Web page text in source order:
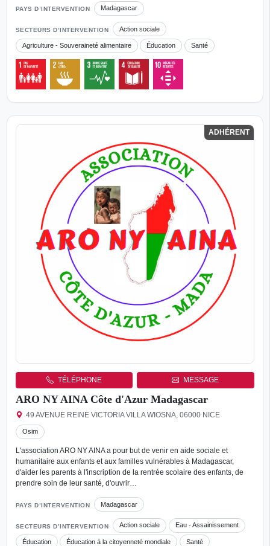
PAYS D’INTERVENTION Madagascar
SECTEURS D’INTERVENTION Action sociale
Agriculture - Souveraineté alimentaire Éducation Santé
ADHÉRENT
TÉLÉPHONE MESSAGE
ARO NY AINA Côte d'Azur Madagascar
49 AVENUE REINE VICTORIA VILLA WIOSNA, 06000 NICE
Osim
L'association ARO NY AINA a pour but de venir en aide sociale et
humanitaire aux enfants et aux familles vulnérables à Madagascar,
d'aider les parents à l'inscription de la rentrée scolaire des enfants, de
prendre soin de leur santé, d'ouvrir…
PAYS D’INTERVENTION Madagascar
SECTEURS D’INTERVENTION Action sociale Eau - Assainissement
Éducation Éducation à la citoyenneté mondiale Santé